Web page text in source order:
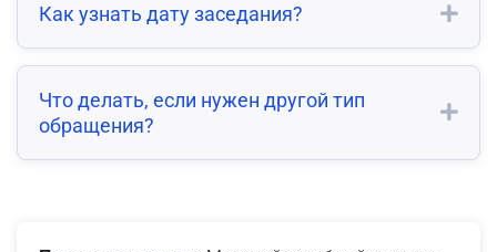
Как узнать дату заседания?
Что делать, если нужен другой тип
обращения?